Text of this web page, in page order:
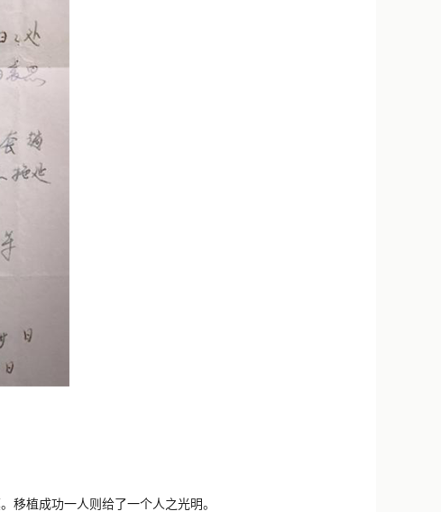
植成功一人则给了一个人之光明。